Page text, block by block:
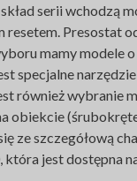
serii wchodzą
resetem. Presostat
mamy modele
specjalne
również wybranie
obiekcie
ze szczegółową
która jest dostępna